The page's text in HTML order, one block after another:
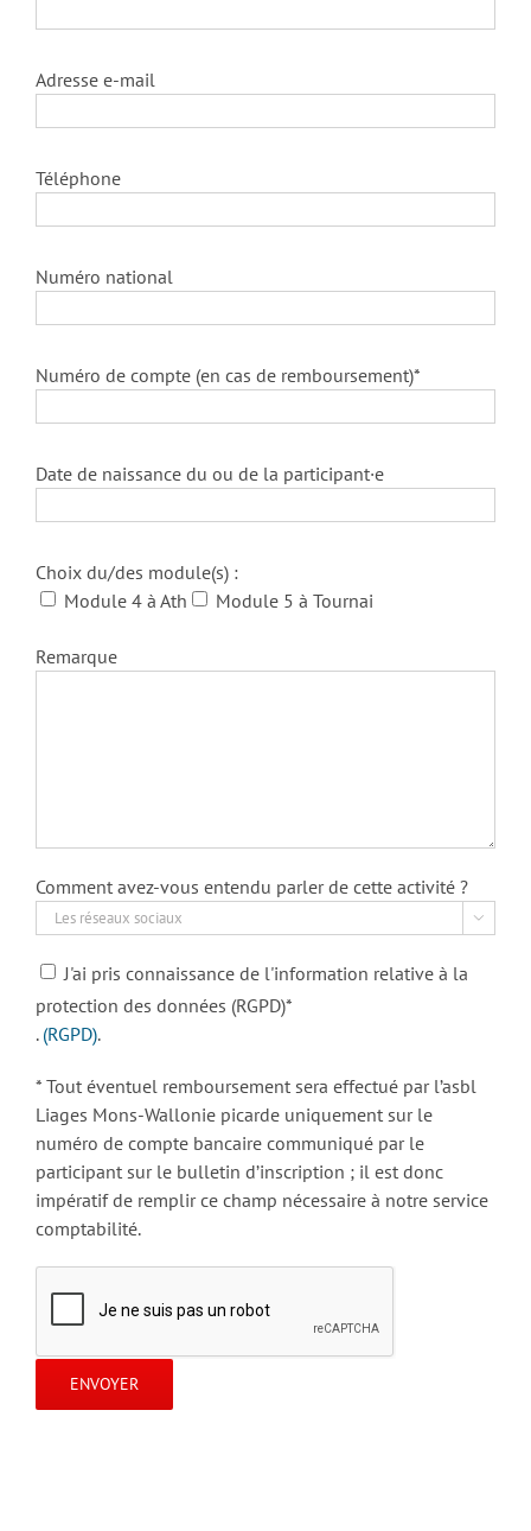
Adresse e-mail
Téléphone
Numéro national
Numéro de compte (en cas de remboursement)*
Date de naissance du ou de la participant·e
Choix du/des module(s) :
Module 4 à Ath
Module 5 à Tournai
Remarque
Comment avez-vous entendu parler de cette activité ?

J'ai pris connaissance de l'information relative à la
protection des données (RGPD)*
. (RGPD).
* Tout éventuel remboursement sera effectué par l’asbl
Liages Mons-Wallonie picarde uniquement sur le
numéro de compte bancaire communiqué par le
participant sur le bulletin d’inscription ; il est donc
impératif de remplir ce champ nécessaire à notre service
comptabilité.